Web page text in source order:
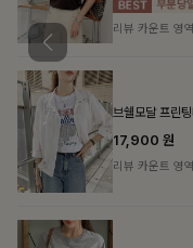
리뷰 카운트 영역